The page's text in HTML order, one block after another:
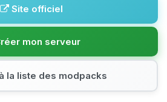
Site officiel
mon serveur
la liste des modpacks